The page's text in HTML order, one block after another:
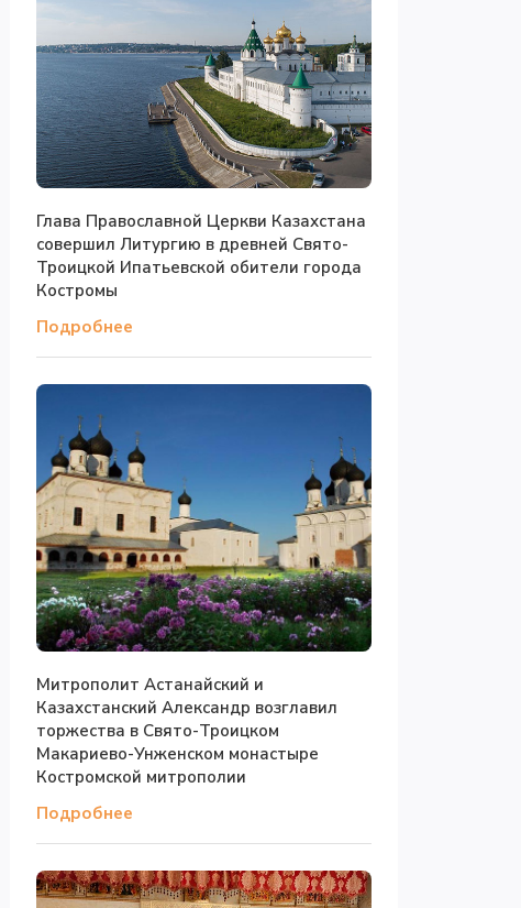
Глава Православной Церкви Казахстана
совершил Литургию в древней Свято-
Троицкой Ипатьевской обители города
Костромы
Подробнее
Митрополит Астанайский и
Казахстанский Александр возглавил
торжества в Свято-Троицком
Макариево-Унженском монастыре
Костромской митрополии
Подробнее